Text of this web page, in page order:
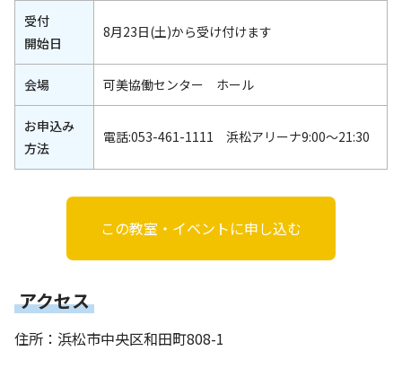
受付
開始日
8月23日(土)から受け付けます
会場 可美協働センター ホール
お申込み
方法
電話:053-461-1111 浜松アリーナ9:00～21:30
この教室・イベントに申し込む
アクセス
住所：浜松市中央区和田町808-1